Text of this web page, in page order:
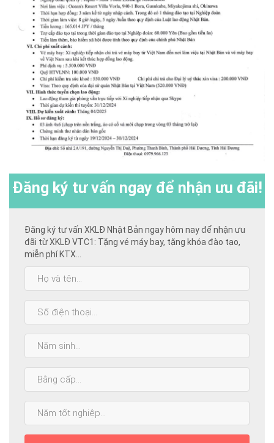
Đăng ký tư vấn ngay để nhận ưu đãi!
Đăng ký tư vấn XKLĐ Nhật Bản ngay hôm nay để nhận ưu
đãi từ XKLĐ VTC1: Tặng vé máy bay, tặng khóa đào tạo,
miễn phí KTX...
sinh:
cấp
nhất: